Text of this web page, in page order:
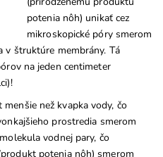
potenia nôh) unikať cez
mikroskopické póry smerom
v štruktúre membrány. Tá
na jeden centimeter
než kvapka vody, čo
prostredia smerom
vodnej pary, čo
potenia nôh) smerom